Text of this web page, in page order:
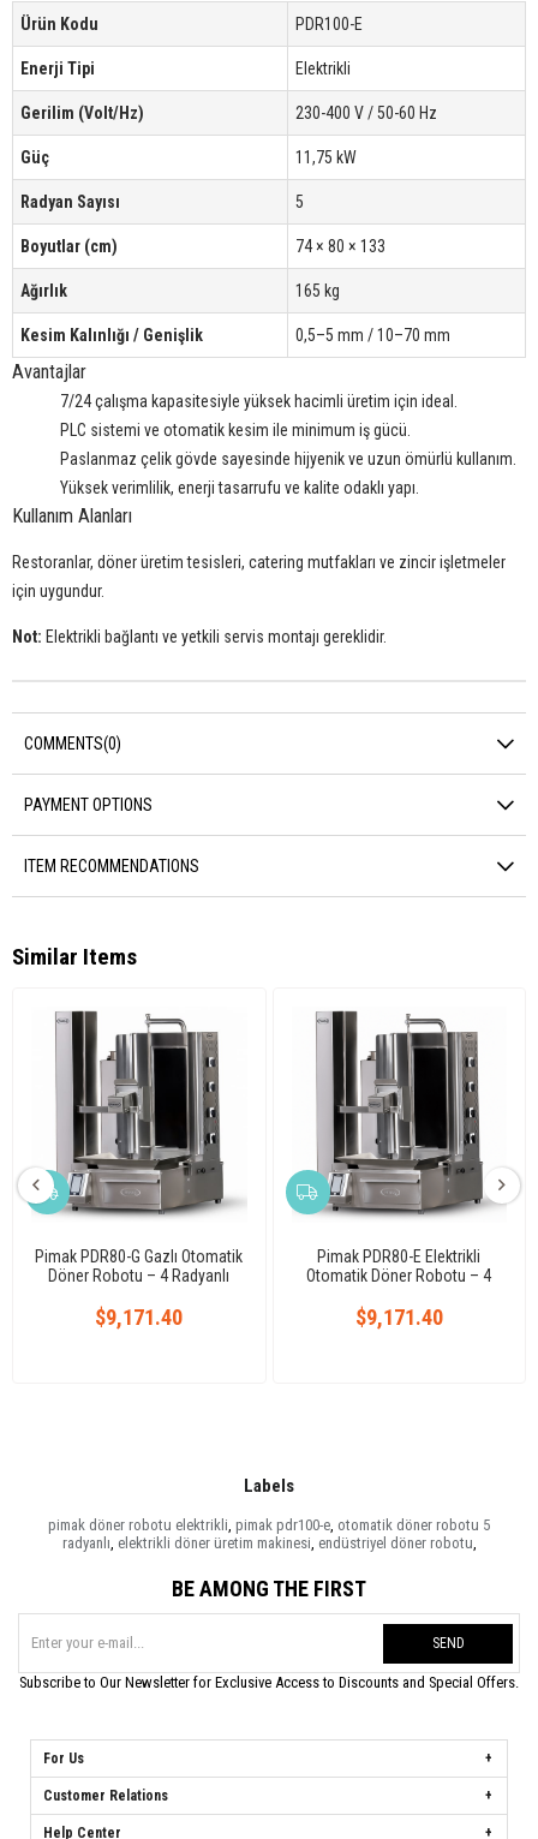
Ürün Kodu PDR100-E
Enerji Tipi Elektrikli
Gerilim (Volt/Hz) 230-400 V / 50-60 Hz
Güç 11,75 kW
Radyan Sayısı 5
Boyutlar (cm) 74 × 80 × 133
Ağırlık 165 kg
Kesim Kalınlığı / Genişlik 0,5–5 mm / 10–70 mm
Avantajlar
7/24 çalışma kapasitesiyle yüksek hacimli üretim için ideal.
PLC sistemi ve otomatik kesim ile minimum iş gücü.
Paslanmaz çelik gövde sayesinde hijyenik ve uzun ömürlü kullanım.
Yüksek verimlilik, enerji tasarrufu ve kalite odaklı yapı.
Kullanım Alanları
Restoranlar, döner üretim tesisleri, catering mutfakları ve zincir işletmeler
için uygundur.
Not: Elektrikli bağlantı ve yetkili servis montajı gereklidir.
COMMENTS(0)
PAYMENT OPTIONS
ITEM RECOMMENDATIONS
Similar Items
Pimak PDR80-G Gazlı Otomatik
Döner Robotu – 4 Radyanlı
$9,171.40
Pimak PDR80-E Elektrikli
Otomatik Döner Robotu – 4
$9,171.40
Labels
pimak döner robotu elektrikli pimak pdr100-e otomatik döner robotu 5
radyanlı elektrikli döner üretim makinesi endüstriyel döner robotu
BE AMONG THE FIRST
SEND
Subscribe to Our Newsletter for Exclusive Access to Discounts and Special Offers.
For Us
Customer Relations
Help Center